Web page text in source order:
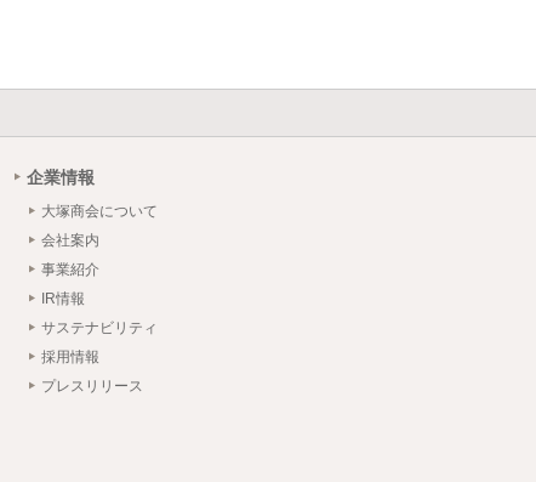
企業情報
大塚商会について
会社案内
事業紹介
IR情報
サステナビリティ
採用情報
プレスリリース